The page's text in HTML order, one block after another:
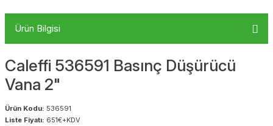
Ürün Bilgisi
Caleffi 536591 Basınç Düşürücü
Vana 2"
Ürün Kodu: 536591
Liste Fiyatı: 651€+KDV